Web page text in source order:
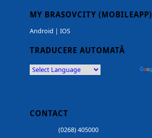
MY BRASOVCITY (MOBILEAPP)
Android | IOS
TRADUCERE AUTOMATĂ
CONTACT
(0268) 405000